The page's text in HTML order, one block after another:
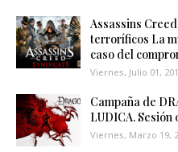
Assassins
terroríficos La
caso del
Viernes, Julio 01,
Campaña de
LUDICA.
Viernes, Marzo 19,